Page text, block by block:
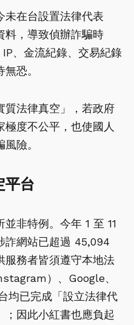
未在台設置法律代表
料，導致偵辦詐騙時
、金流紀錄、交易紀錄
恐。
質法律真空」，若政府
度不公平，也使國人
險。
平台
非特例。今年 1 至 11
詐網站已超過 45,094
服務者皆須遵守本地法
）、Google、
均已完成「設立法律代
；因此小紅書也應負起